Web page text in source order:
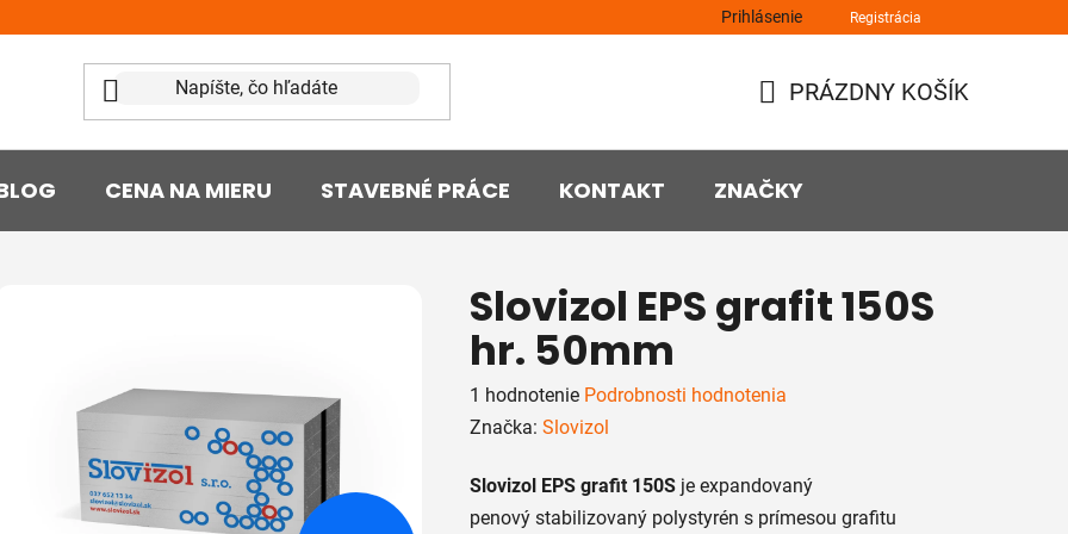
Prihlásenie Registrácia
KOŠÍK
PRÁZDNY KOŠÍK
CENA NA MIERU STAVEBNÉ PRÁCE KONTAKT ZNAČKY
Slovizol EPS grafit 150S
hr. 50mm
Priemerné
hodnotenie
je
5,0
1 hodnotenie Podrobnosti hodnotenia
Značka: Slovizol
Slovizol EPS grafit 150S je expandovaný
penový stabilizovaný polystyrén s prímesou grafitu